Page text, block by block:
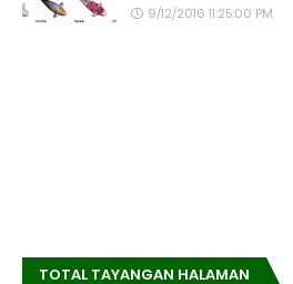
9/12/2016 11:25:00 PM
TOTAL TAYANGAN HALAMAN